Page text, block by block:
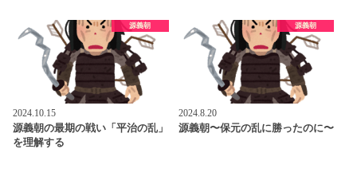
源義朝
2024.10.15
源義朝の最期の戦い「平治の乱」
を理解する
源義朝
2024.8.20
源義朝〜保元の乱に勝ったのに〜